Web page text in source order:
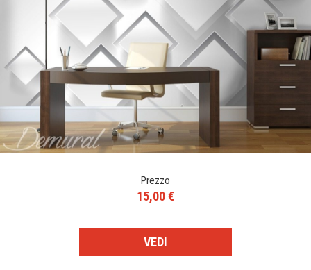
Prezzo
15,00 €
VEDI